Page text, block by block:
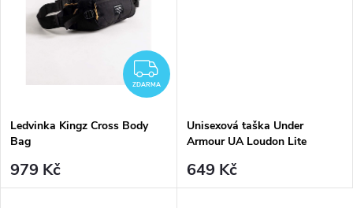
ZDARMA
ZDARMA
Ledvinka Kingz Cross Body
Bag
979 Kč
Unisexová taška Under
Armour UA Loudon Lite
649 Kč